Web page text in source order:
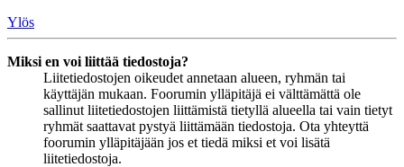
Ylös
Miksi en voi liittää tiedostoja?
Liitetiedostojen oikeudet annetaan alueen, ryhmän tai
käyttäjän mukaan. Foorumin ylläpitäjä ei välttämättä ole
sallinut liitetiedostojen liittämistä tietyllä alueella tai vain tietyt
ryhmät saattavat pystyä liittämään tiedostoja. Ota yhteyttä
foorumin ylläpitäjään jos et tiedä miksi et voi lisätä
liitetiedostoja.